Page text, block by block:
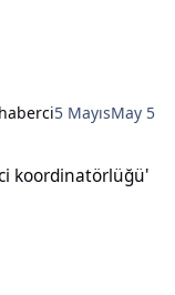
5 MayısMay 5
koordinatörlüğü'